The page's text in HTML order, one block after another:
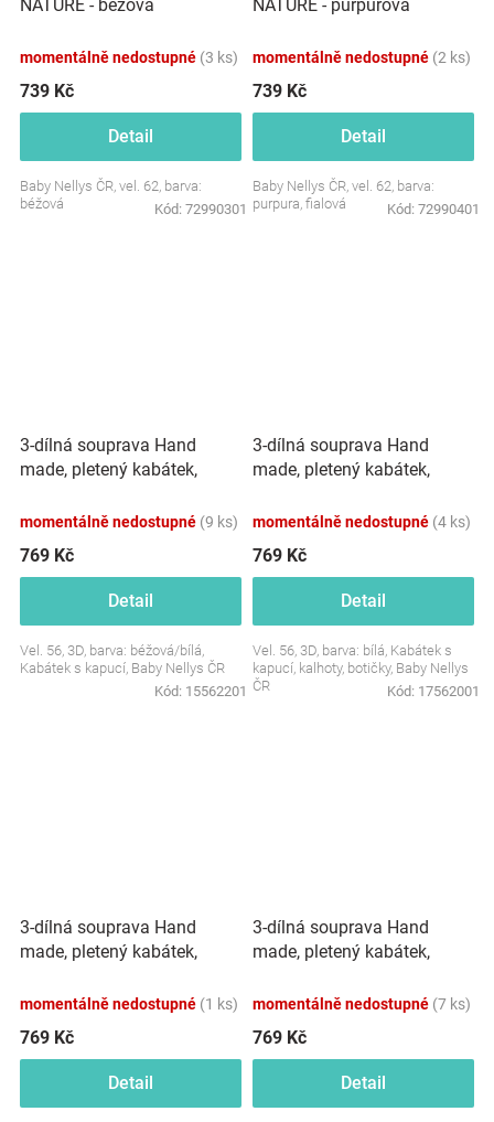
NATURE - béžová
momentálně nedostupné (3 ks)
739 Kč
Detail
Baby Nellys ČR, vel. 62, barva:
béžová
Kód: 72990301
NATURE - purpurová
momentálně nedostupné (2 ks)
739 Kč
Detail
Baby Nellys ČR, vel. 62, barva:
purpura, fialová
Kód: 72990401
3-dílná souprava Hand
made, pletený kabátek,
momentálně nedostupné (9 ks)
769 Kč
Detail
Vel. 56, 3D, barva: béžová/bílá,
Kabátek s kapucí, Baby Nellys ČR
Kód: 15562201
3-dílná souprava Hand
made, pletený kabátek,
momentálně nedostupné (4 ks)
769 Kč
Detail
Vel. 56, 3D, barva: bílá, Kabátek s
kapucí, kalhoty, botičky, Baby Nellys
ČR
Kód: 17562001
3-dílná souprava Hand
made, pletený kabátek,
momentálně nedostupné (1 ks)
769 Kč
Detail
3-dílná souprava Hand
made, pletený kabátek,
momentálně nedostupné (7 ks)
769 Kč
Detail